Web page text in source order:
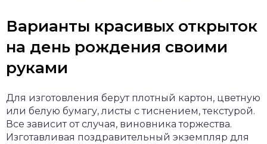
Варианты красивых открыток
на день рождения своими
руками
Для изготовления берут плотный картон, цветную
или белую бумагу, листы с тиснением, текстурой.
Все зависит от случая, виновника торжества.
Изготавливая поздравительный экземпляр для